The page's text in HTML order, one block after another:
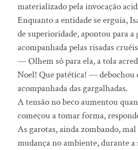
materializado pela invocação
Enquanto a entidade se erguia,
de superioridade, apontou para a
acompanhada pelas risadas
— Olhem só para ela, a tola
Noel! Que patética! — debochou
acompanhada das gargalhadas.
A tensão no beco aumentou
começou a tomar forma,
As garotas, ainda zombando,
mudança no ambiente, durante